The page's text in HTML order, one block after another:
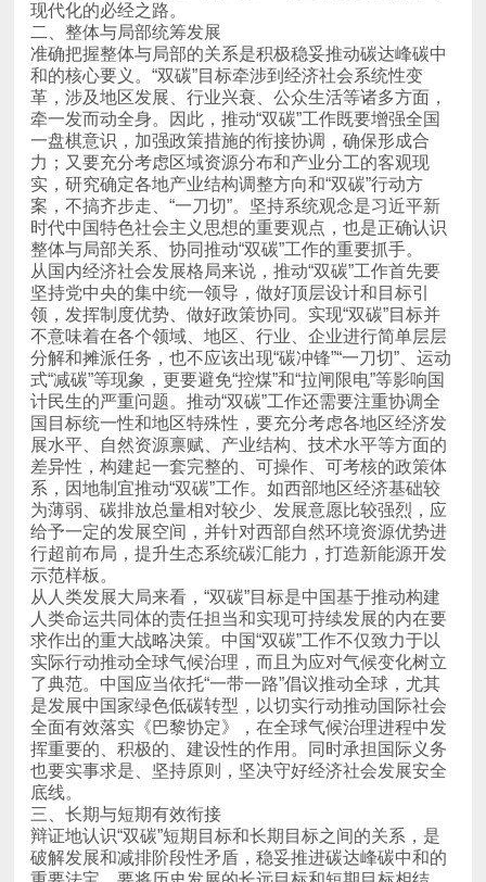
现代化的必经之路。
二、整体与局部统筹发展
整体与局部关系、协同推动“双碳”工作的重要抓手。
示范样板。
底线。
三、长期与短期有效衔接